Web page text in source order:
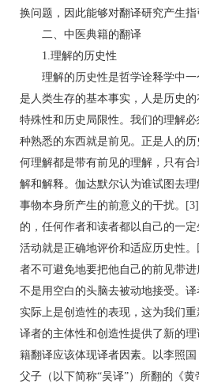
换问题，因此能够对翻译研究产生指
二、中医典籍的翻译
1.理解的历史性
理解的历史性是哲学诠释学中一
是人类生存的基本事实，人是历史
特殊性和历史局限性。我们的理解
种熟悉的东西就是前见。正是人的
何理解都是带有前见的理解，只有
解和解释。伽达默尔认为谁试图去
事物本身所产生的前意义的干扰。
的，任何作者和读者都以自己的一
活动就是正确地评价和适应历史性
者不可避免地要把他自己的前见带
不是用空白的头脑去被动地接受。
实际上是创造性的表现，这为我们
译者的主体性和创造性提供了新的
籍翻译应该体现译者因素。以李照
父子（以下简称“吴译”）所翻的《黄